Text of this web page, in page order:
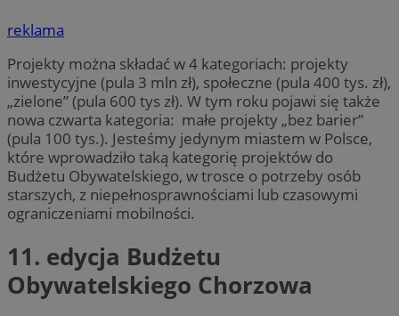
reklama
Projekty można składać w 4 kategoriach: projekty
inwestycyjne (pula 3 mln zł), społeczne (pula 400 tys. zł),
„zielone” (pula 600 tys zł). W tym roku pojawi się także
nowa czwarta kategoria: małe projekty „bez barier”
(pula 100 tys.). Jesteśmy jedynym miastem w Polsce,
które wprowadziło taką kategorię projektów do
Budżetu Obywatelskiego, w trosce o potrzeby osób
starszych, z niepełnosprawnościami lub czasowymi
ograniczeniami mobilności.
11. edycja Budżetu
Obywatelskiego Chorzowa